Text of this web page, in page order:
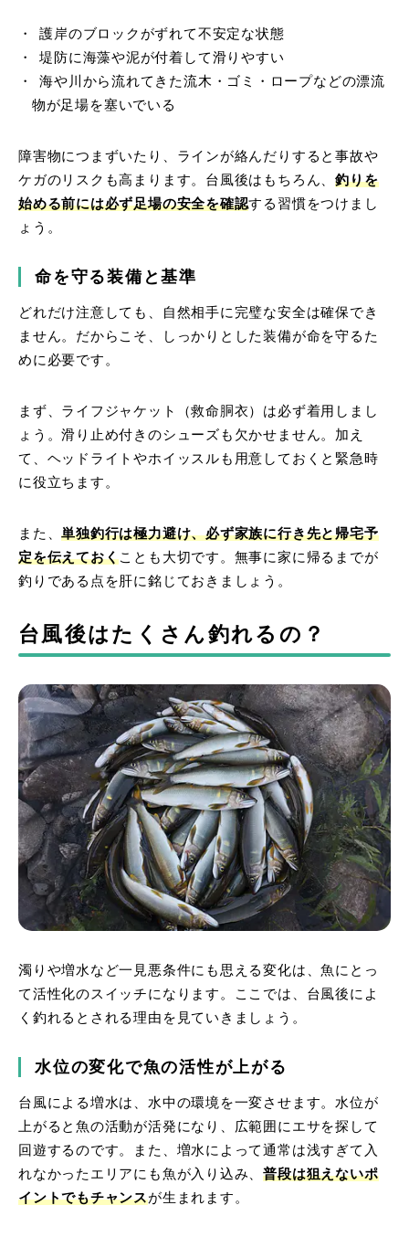
護岸のブロックがずれて不安定な状態
堤防に海藻や泥が付着して滑りやすい
海や川から流れてきた流木・ゴミ・ロープなどの漂流
物が足場を塞いでいる
障害物につまずいたり、ラインが絡んだりすると事故や
ケガのリスクも高まります。台風後はもちろん、釣りを
始める前には必ず足場の安全を確認する習慣をつけまし
ょう。
命を守る装備と基準
どれだけ注意しても、自然相手に完璧な安全は確保でき
ません。だからこそ、しっかりとした装備が命を守るた
めに必要です。
まず、ライフジャケット（救命胴衣）は必ず着用しまし
ょう。滑り止め付きのシューズも欠かせません。加え
て、ヘッドライトやホイッスルも用意しておくと緊急時
に役立ちます。
また、単独釣行は極力避け、必ず家族に行き先と帰宅予
定を伝えておくことも大切です。無事に家に帰るまでが
釣りである点を肝に銘じておきましょう。
台風後はたくさん釣れるの？
濁りや増水など一見悪条件にも思える変化は、魚にとっ
て活性化のスイッチになります。ここでは、台風後によ
く釣れるとされる理由を見ていきましょう。
水位の変化で魚の活性が上がる
台風による増水は、水中の環境を一変させます。水位が
上がると魚の活動が活発になり、広範囲にエサを探して
回遊するのです。
また、増水によって通常は浅すぎて入
れなかったエリアにも魚が入り込み、普段は狙えないポ
イントでもチャンスが生まれます。